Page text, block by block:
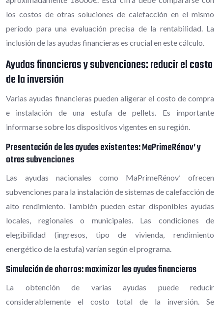
los costos de otras soluciones de calefacción en el mismo
período para una evaluación precisa de la rentabilidad. La
inclusión de las ayudas financieras es crucial en este cálculo.
Ayudas financieras y subvenciones: reducir el costo
de la inversión
Varias ayudas financieras pueden aligerar el costo de compra
e instalación de una estufa de pellets. Es importante
informarse sobre los dispositivos vigentes en su región.
Presentación de las ayudas existentes: MaPrimeRénov’ y
otras subvenciones
Las ayudas nacionales como MaPrimeRénov’ ofrecen
subvenciones para la instalación de sistemas de calefacción de
alto rendimiento. También pueden estar disponibles ayudas
locales, regionales o municipales. Las condiciones de
elegibilidad (ingresos, tipo de vivienda, rendimiento
energético de la estufa) varían según el programa.
Simulación de ahorros: maximizar las ayudas financieras
La obtención de varias ayudas puede reducir
considerablemente el costo total de la inversión. Se